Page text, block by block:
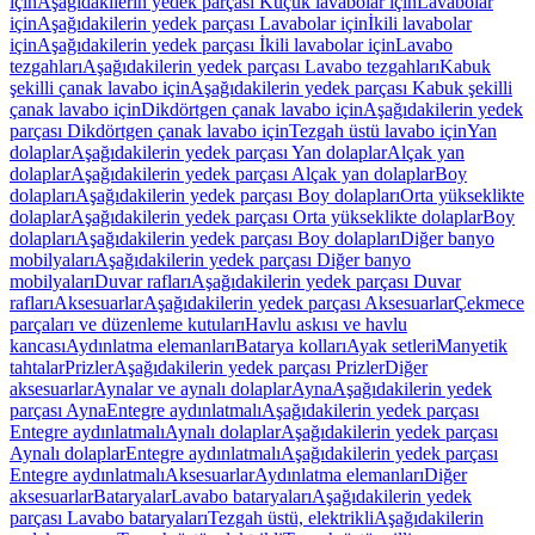
içinAşağıdakilerin yedek parçası Lavabolar içinİkili lavabolar
içinAşağıdakilerin yedek parçası İkili lavabolar içinLavabo
tezgahlarıAşağıdakilerin yedek parçası Lavabo tezgahlarıKabuk
şekilli çanak lavabo içinAşağıdakilerin yedek parçası Kabuk şekilli
çanak lavabo içinDikdörtgen çanak lavabo içinAşağıdakilerin yedek
parçası Dikdörtgen çanak lavabo içinTezgah üstü lavabo içinYan
dolaplarAşağıdakilerin yedek parçası Yan dolaplarAlçak yan
dolaplarAşağıdakilerin yedek parçası Alçak yan dolaplarBoy
dolaplarıAşağıdakilerin yedek parçası Boy dolaplarıOrta yükseklikte
dolaplarAşağıdakilerin yedek parçası Orta yükseklikte dolaplarBoy
dolaplarıAşağıdakilerin yedek parçası Boy dolaplarıDiğer banyo
mobilyalarıAşağıdakilerin yedek parçası Diğer banyo
mobilyalarıDuvar raflarıAşağıdakilerin yedek parçası Duvar
raflarıAksesuarlarAşağıdakilerin yedek parçası AksesuarlarÇekmece
parçaları ve düzenleme kutularıHavlu askısı ve havlu
kancasıAydınlatma elemanlarıBatarya kollarıAyak setleriManyetik
tahtalarPrizlerAşağıdakilerin yedek parçası PrizlerDiğer
aksesuarlarAynalar ve aynalı dolaplarAynaAşağıdakilerin yedek
parçası AynaEntegre aydınlatmalıAşağıdakilerin yedek parçası
Entegre aydınlatmalıAynalı dolaplarAşağıdakilerin yedek parçası
Aynalı dolaplarEntegre aydınlatmalıAşağıdakilerin yedek parçası
Entegre aydınlatmalıAksesuarlarAydınlatma elemanlarıDiğer
aksesuarlarBataryalarLavabo bataryalarıAşağıdakilerin yedek
parçası Lavabo bataryalarıTezgah üstü, elektrikliAşağıdakilerin